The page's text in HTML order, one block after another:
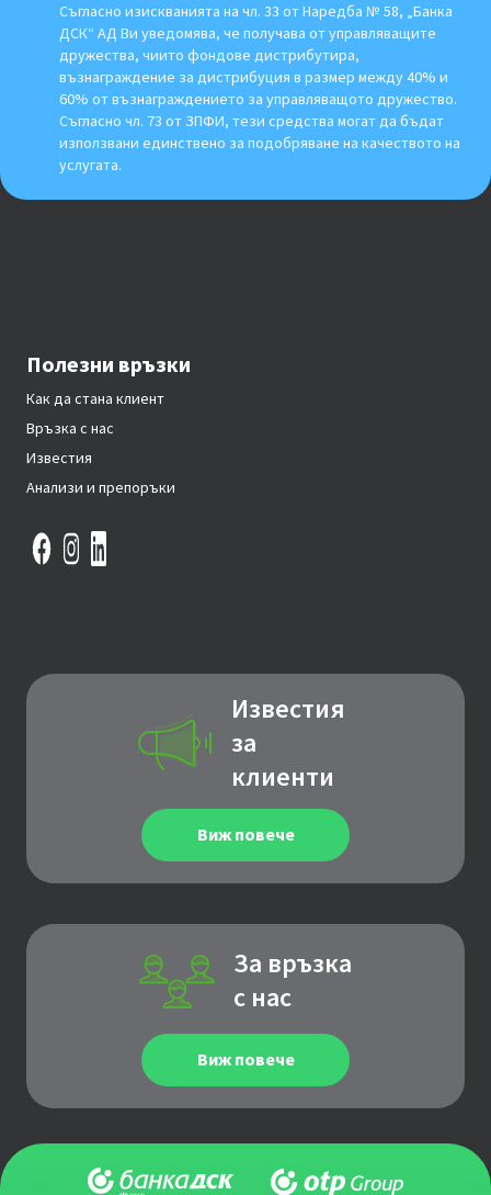
Съгласно изискванията на чл. 33 от Наредба № 58, „Банка
ДСК“ АД Ви уведомява, че получава от управляващите
дружества, чиито фондове дистрибутира,
възнаграждение за дистрибуция в размер между 40% и
60% от възнаграждението за управляващото дружество.
Съгласно чл. 73 от ЗПФИ, тези средства могат да бъдат
използвани единствено за подобряване на качеството на
услугата.
Полезни връзки
Как да стана клиент
Връзка с нас
Известия
Анализи и препоръки
Известия
за
клиенти
Виж повече
За връзка
с нас
Виж повече